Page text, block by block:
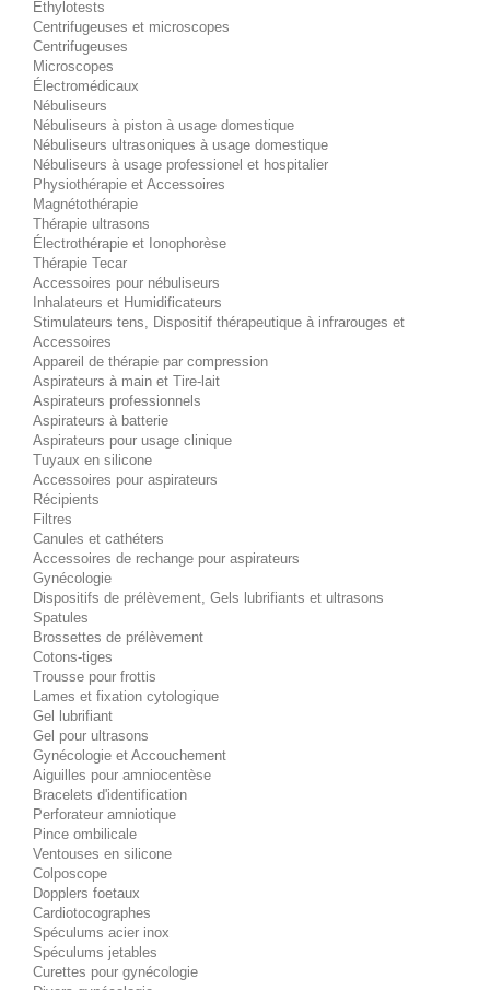
Éthylotests
Centrifugeuses et microscopes
Centrifugeuses
Microscopes
Électromédicaux
Nébuliseurs
Nébuliseurs à piston à usage domestique
Nébuliseurs ultrasoniques à usage domestique
Nébuliseurs à usage professionel et hospitalier
Physiothérapie et Accessoires
Magnétothérapie
Thérapie ultrasons
Électrothérapie et Ionophorèse
Thérapie Tecar
Accessoires pour nébuliseurs
Inhalateurs et Humidificateurs
Stimulateurs tens, Dispositif thérapeutique à infrarouges et
Accessoires
Appareil de thérapie par compression
Aspirateurs à main et Tire-lait
Aspirateurs professionnels
Aspirateurs à batterie
Aspirateurs pour usage clinique
Tuyaux en silicone
Accessoires pour aspirateurs
Récipients
Filtres
Canules et cathéters
Accessoires de rechange pour aspirateurs
Gynécologie
Dispositifs de prélèvement, Gels lubrifiants et ultrasons
Spatules
Brossettes de prélèvement
Cotons-tiges
Trousse pour frottis
Lames et fixation cytologique
Gel lubrifiant
Gel pour ultrasons
Gynécologie et Accouchement
Aiguilles pour amniocentèse
Bracelets d'identification
Perforateur amniotique
Pince ombilicale
Ventouses en silicone
Colposcope
Dopplers foetaux
Cardiotocographes
Spéculums acier inox
Spéculums jetables
Curettes pour gynécologie